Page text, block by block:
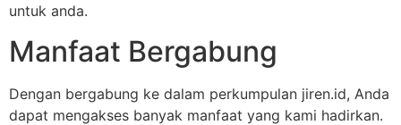
untuk anda.
Manfaat Bergabung
Dengan bergabung ke dalam perkumpulan jiren.id, Anda
dapat mengakses banyak manfaat yang kami hadirkan.